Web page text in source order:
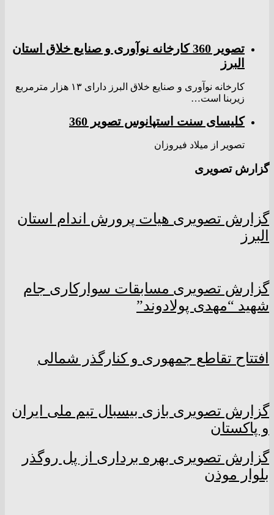
تصویر 360 کارخانه نوآوری و صنایع خلاق استان
البرز
کارخانه نوآوری و صنایع خلاق البرز دارای ۱۳ هزار مترمربع
زیربنا است…
کلیسای سنت استپانوس تصویر 360
تصویر از میلاد فیروزان
گزارش تصویری
گزارش تصویری هیات پرورش اندام استان
البرز
گزارش تصویری مسابقات سوارکاری جام
شهید “مهدی پولادوند”
افتتاح تقاطع جمهوری و کنارگذر شمالی
گزارش تصویری بازی بیسبال تیم ملی ایران
و پاکستان
گزارش تصویری بهره برداری از پل روگذر
بلوار موذن